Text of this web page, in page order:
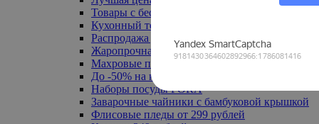
Товары с бесплатной доставкой
Кухонный текстиль
Распродажа до -50%
Жаропрочная посуда
Махровые полотенца
До -50% на ковры
Наборы посуды FORA
Заварочные чайники с бамбуковой крышкой
Флисовые пледы от 299 рублей